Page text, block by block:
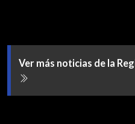
Ver más noticias de la